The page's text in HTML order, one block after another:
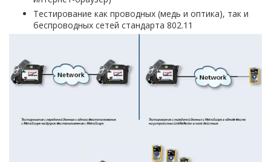
Тестирование как проводных (медь и оптика), так и
беспроводных сетей стандарта 802.11